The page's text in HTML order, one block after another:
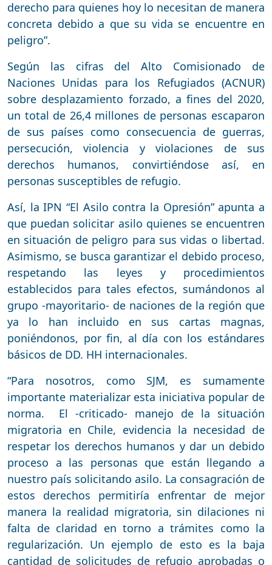
derecho para quienes hoy lo necesitan de manera
concreta debido a que su vida se encuentre en
peligro”.
Según las cifras del Alto Comisionado de
Naciones Unidas para los Refugiados (ACNUR)
sobre desplazamiento forzado, a fines del 2020,
un total de 26,4 millones de personas escaparon
de sus países como consecuencia de guerras,
persecución, violencia y violaciones de sus
derechos humanos, convirtiéndose así, en
personas susceptibles de refugio.
Así, la IPN “El Asilo contra la Opresión” apunta a
que puedan solicitar asilo quienes se encuentren
en situación de peligro para sus vidas o libertad.
Asimismo, se busca garantizar el debido proceso,
respetando las leyes y procedimientos
establecidos para tales efectos, sumándonos al
grupo -mayoritario- de naciones de la región que
ya lo han incluido en sus cartas magnas,
poniéndonos, por fin, al día con los estándares
básicos de DD. HH internacionales.
“Para nosotros, como SJM, es sumamente
importante materializar esta iniciativa popular de
norma. El -criticado- manejo de la situación
migratoria en Chile, evidencia la necesidad de
respetar los derechos humanos y dar un debido
proceso a las personas que están llegando a
nuestro país solicitando asilo. La consagración de
estos derechos permitiría enfrentar de mejor
manera la realidad migratoria, sin dilaciones ni
falta de claridad en torno a trámites como la
regularización. Un ejemplo de esto es la baja
cantidad de solicitudes de refugio aprobadas o